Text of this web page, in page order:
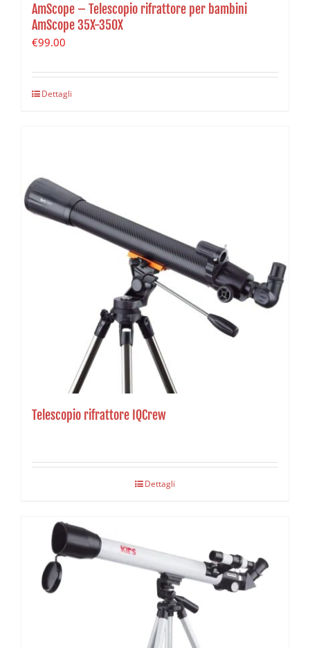
AmScope – Telescopio rifrattore per bambini
AmScope 35X-350X
€99.00
Dettagli
Telescopio rifrattore IQCrew
Dettagli